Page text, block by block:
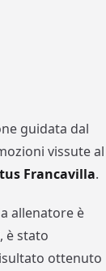
guidata dal
vissute al
Francavilla.
allenatore è
è stato
ottenuto